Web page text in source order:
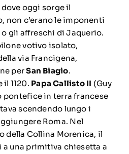
oggi sorge il
non c’erano le imponenti
gli affreschi di Jaquerio.
votivo isolato,
via Francigena,
perSan Biagio.
il 1120. Papa Callisto II (Guy
pontefice in terra francese
scendendo lungo i
Roma. Nel
della Collina Morenica, il
a una primitiva chiesetta a